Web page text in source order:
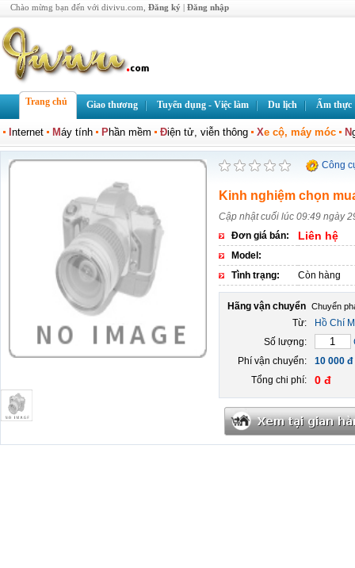
Chào mừng bạn đến với divivu.com, Đăng ký | Đăng nhập
Trang chủ Giao thương Tuyển dụng - Việc làm Du lịch Ẩm thực
nternet Máy tính Phần mềm Điện tử, viễn thông Xe cộ, máy móc N
Công
Kinh nghiệm chọn
Cập nhật cuối lúc 09:49 ngày
Đơn giá bán:
Liên hệ
Model:
Tình trạng:
Còn hàng
Hãng vận chuyển
Từ:
Hồ Chí
Số lượng:
Phí vận chuyển:
10 000 đ
Tổng chi phí:
0 đ